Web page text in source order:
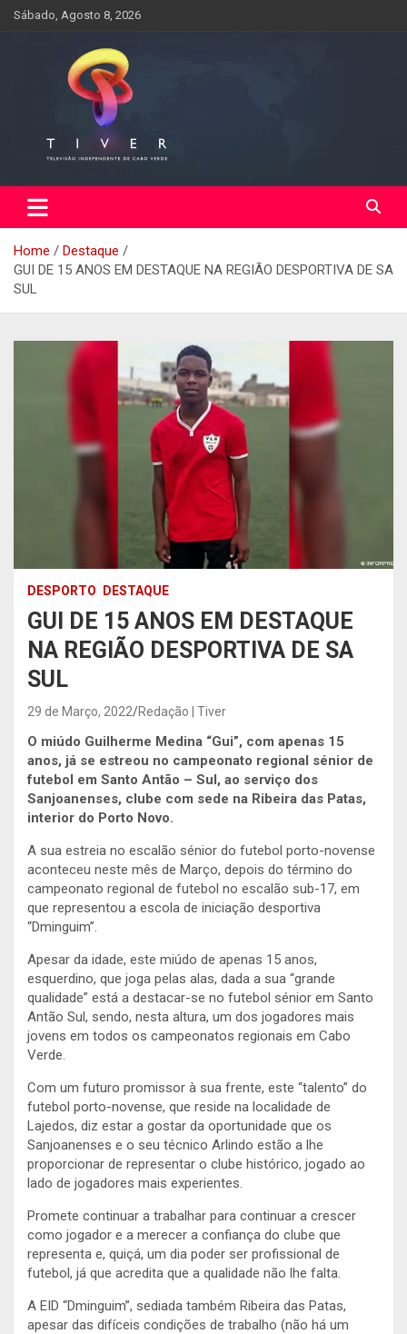
SkipSábado, Agosto 8, 2026
Home
Destaque
GUI DE 15 ANOS EM DESTAQUE NA REGIÃO DESPORTIVA DE SA
SUL
DESPORTO DESTAQUE
GUI DE 15 ANOS EM DESTAQUE
NA REGIÃO DESPORTIVA DE SA
SUL
29 de Março, 2022 Redação | Tiver
O miúdo Guilherme Medina “Gui”, com apenas 15
anos, já se estreou no campeonato regional sénior de
futebol em Santo Antão – Sul, ao serviço dos
Sanjoanenses, clube com sede na Ribeira das Patas,
interior do Porto Novo.
A sua estreia no escalão sénior do futebol porto-novense
aconteceu neste mês de Março, depois do término do
campeonato regional de futebol no escalão sub-17, em
que representou a escola de iniciação desportiva
“Dminguim”.
Apesar da idade, este miúdo de apenas 15 anos,
esquerdino, que joga pelas alas, dada a sua “grande
qualidade” está a destacar-se no futebol sénior em Santo
Antão Sul, sendo, nesta altura, um dos jogadores mais
jovens em todos os campeonatos regionais em Cabo
Verde.
Com um futuro promissor à sua frente, este “talento” do
futebol porto-novense, que reside na localidade de
Lajedos, diz estar a gostar da oportunidade que os
Sanjoanenses e o seu técnico Arlindo estão a lhe
proporcionar de representar o clube histórico, jogado ao
lado de jogadores mais experientes.
Promete continuar a trabalhar para continuar a crescer
como jogador e a merecer a confiança do clube que
representa e, quiçá, um dia poder ser profissional de
futebol, já que acredita que a qualidade não lhe falta.
A EID “Dminguim”, sediada também Ribeira das Patas,
apesar das difíceis condições de trabalho (não há um